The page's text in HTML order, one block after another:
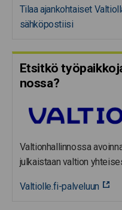
Tilaa ajankohtaiset
sähköpostiisi
Etsitkö
nossa?
Valtionhallinnossa
julkaistaan valtion
Valtiolle.fi-palveluun